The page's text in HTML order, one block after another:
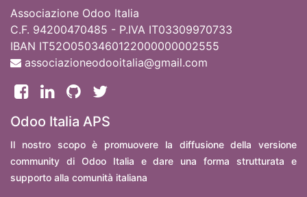
Associazione Odoo Italia
C.F. 94200470485 - P.IVA IT03309970733
IBAN IT52O0503460122000000002555
associazioneodooitalia@gmail.com
Odoo Italia APS
Il nostro scopo è promuovere la diffusione della versione
community di Odoo Italia e dare una forma strutturata e
supporto alla comunità italiana